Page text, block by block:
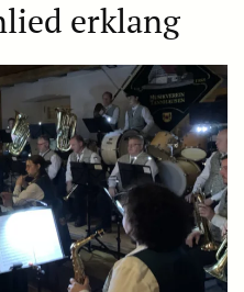
erklang